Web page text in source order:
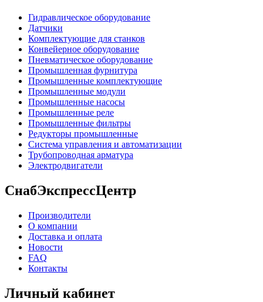
Гидравлическое оборудование
Датчики
Комплектующие для станков
Конвейерное оборудование
Пневматическое оборудование
Промышленная фурнитура
Промышленные комплектующие
Промышленные модули
Промышленные насосы
Промышленные реле
Промышленные фильтры
Редукторы промышленные
Система управления и автоматизации
Трубопроводная арматура
Электродвигатели
СнабЭкспрессЦентр
Производители
О компании
Доставка и оплата
Новости
FAQ
Контакты
Личный кабинет